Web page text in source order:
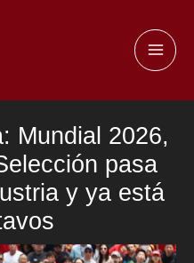
Mundial 2026,
pasa
y ya está